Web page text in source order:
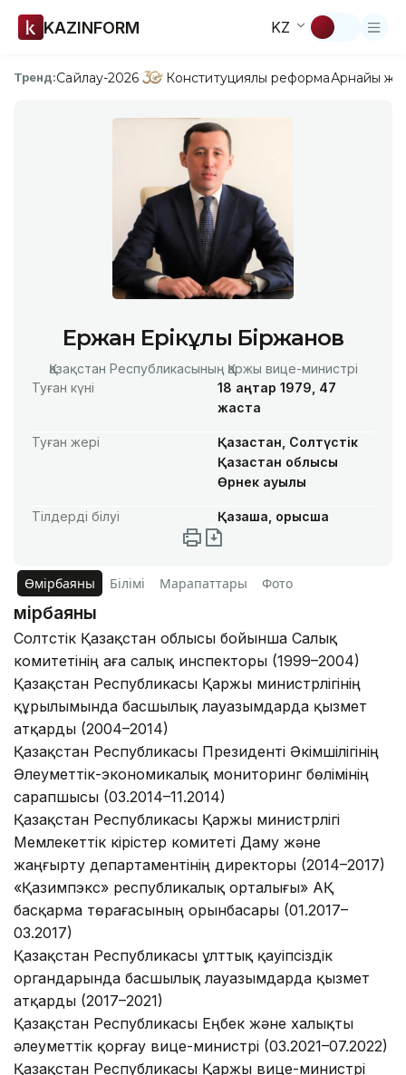
KAZINFORM KZ
Тренд:Сайлау-2026 Конституциялық реформаАрнайы
Ержан Ерікұлы Біржанов
Қазақстан Республикасының Қаржы вице-министрі
Туған күні
18 қаңтар 1979, 47
жаста
Туған жері
Қазақстан, Солтүстік
Қазақстан облысы
Өрнек ауылы
Тілдерді білуі Қазақша, орысша
Өмірбаяны Білімі Марапаттары Фото
Өмірбаяны
Солтүстік Қазақстан облысы бойынша Салық
комитетінің аға салық инспекторы (1999–2004)
Қазақстан Республикасы Қаржы министрлігінің
құрылымында басшылық лауазымдарда қызмет
атқарды (2004–2014)
Қазақстан Республикасы Президенті Әкімшілігінің
Әлеуметтік-экономикалық мониторинг бөлімінің
сарапшысы (03.2014–11.2014)
Қазақстан Республикасы Қаржы министрлігі
Мемлекеттік кірістер комитеті Даму және
жаңғырту департаментінің директоры (2014–2017)
«Қазимпэкс» республикалық орталығы» АҚ
басқарма төрағасының орынбасары (01.2017–
03.2017)
Қазақстан Республикасы ұлттық қауіпсіздік
органдарында басшылық лауазымдарда қызмет
атқарды (2017–2021)
Қазақстан Республикасы Еңбек және халықты
әлеуметтік қорғау вице-министрі (03.2021–07.2022)
Қазақстан Республикасы Қаржы вице-министрі